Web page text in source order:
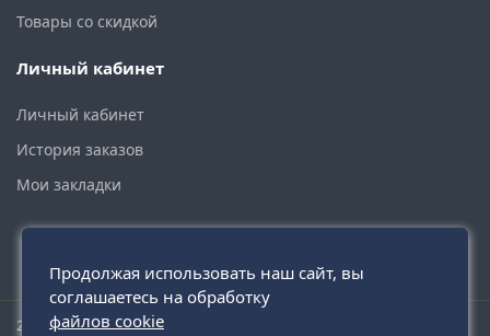
Товары со скидкой
Личный кабинет
Личный кабинет
История заказов
Мои закладки
2015 - 2026 © santehmoskva.ru — интернет-магазин сантехники
Продолжая использовать наш сайт, вы
соглашаетесь на обработку
файлов cookie